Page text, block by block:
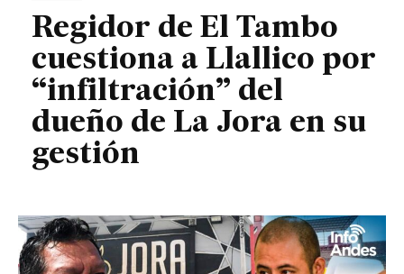
Regidor de El Tambo
cuestiona a Llallico por
“infiltración” del
dueño de La Jora en su
gestión